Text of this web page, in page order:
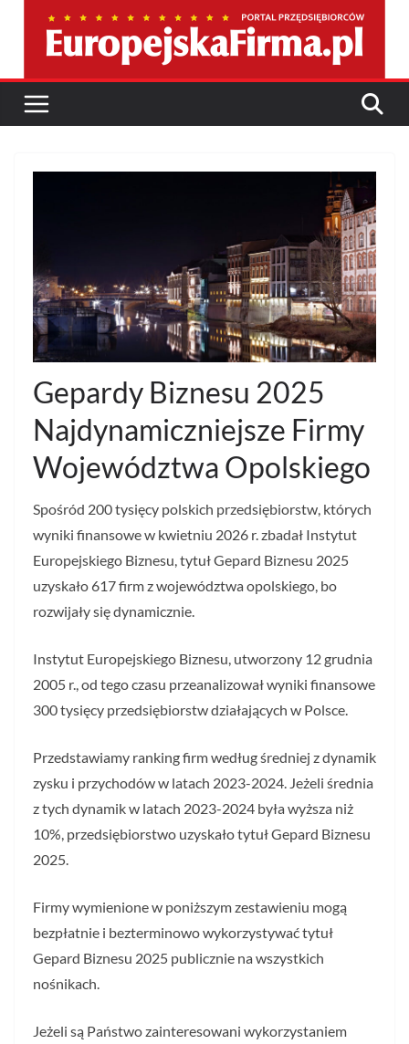
Gepardy Biznesu 2025
Najdynamiczniejsze Firmy
Województwa Opolskiego
Spośród 200 tysięcy polskich przedsiębiorstw, których
wyniki finansowe w kwietniu 2026 r. zbadał Instytut
Europejskiego Biznesu, tytuł Gepard Biznesu 2025
uzyskało 617 firm z województwa opolskiego, bo
rozwijały się dynamicznie.
Instytut Europejskiego Biznesu, utworzony 12 grudnia
2005 r., od tego czasu przeanalizował wyniki finansowe
300 tysięcy przedsiębiorstw działających w Polsce.
Przedstawiamy ranking firm według średniej z dynamik
zysku i przychodów w latach 2023-2024. Jeżeli średnia
z tych dynamik w latach 2023-2024 była wyższa niż
10%, przedsiębiorstwo uzyskało tytuł Gepard Biznesu
2025.
Firmy wymienione w poniższym zestawieniu mogą
bezpłatnie i bezterminowo wykorzystywać tytuł
Gepard Biznesu 2025 publicznie na wszystkich
nośnikach.
Jeżeli są Państwo zainteresowani wykorzystaniem